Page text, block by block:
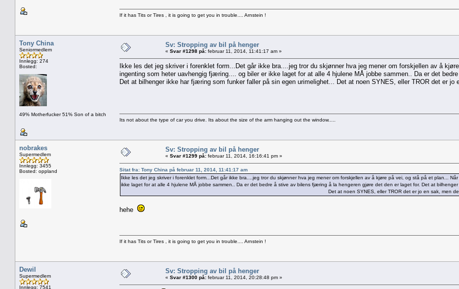
If it has Tits or Tires , it is going to get you in trouble.... Arnstein !
Tony China
Seniormedlem
Innlegg: 274
Bosted:
49% Motherfucker 51% Son of a bitch
Sv: Stropping av bil på henger
« Svar #1298 på: februar 11, 2014, 11:41:17 am »
Ikke les det jeg skriver i forenklet form...Det går ikke bra....jeg tror du skjønner hva jeg mener om forskjellen av å
ingenting som heter uavhengig fjæring.... og biler er ikke laget for at alle 4 hjulene MÅ jobbe sammen.. Da er det
Det at bilhenger ikke har fjæring som funker faller på sin egen urimelighet... Det at noen SYNES, eller TROR det er jo
Its not about the type of car you drive. Its about the size of the arm hanging out the window.....
nobrakes
Supermedlem
Innlegg: 3455
Bosted: oppland
Sv: Stropping av bil på henger
« Svar #1299 på: februar 11, 2014, 16:16:41 pm »
Sitat fra: Tony China på februar 11, 2014, 11:41:17 am
Ikke les det jeg skriver i forenklet form...Det går ikke bra....jeg tror du skjønner hva jeg mener om forskjellen av å kjøre på vei, og stå på et plan...
ikke laget for at alle 4 hjulene MÅ jobbe sammen.. Da er det bedre å stive av bilens fjæring å la hengeren gjøre det den er laget for.
Det at noen SYNES, eller TROR det er jo en sak, men det gjør det ikke
hehe
If it has Tits or Tires , it is going to get you in trouble.... Arnstein !
Dewil
Supermedlem
Innlegg: 7541
Sv: Stropping av bil på henger
« Svar #1300 på: februar 11, 2014, 20:28:48 pm »